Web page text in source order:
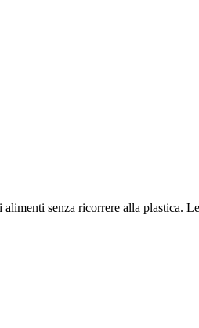
senza ricorrere alla plastica.